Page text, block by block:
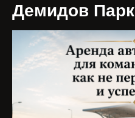
Демидов Парк